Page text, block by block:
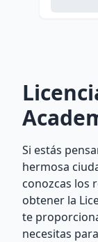
Si estás
hermosa
conozcas los
obtener la
te
necesitas